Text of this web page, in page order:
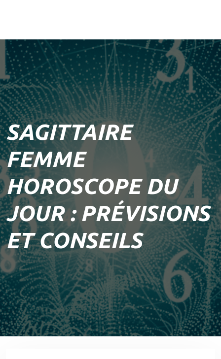
SAGITTAIRE
FEMME
HOROSCOPE DU
JOUR : PRÉVISIONS
ET CONSEILS